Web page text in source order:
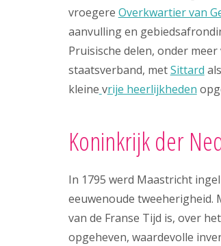
vroegere Overkwartier van
aanvulling en
Pruisische delen, onder
staatsverband, metSittard
kleine vrije heerlijkheden
Koninkrijk der
In 1795 werd Maastricht
eeuwenoude tweeherigheid.
van de Franse Tijd is, over
opgeheven, waardevolle